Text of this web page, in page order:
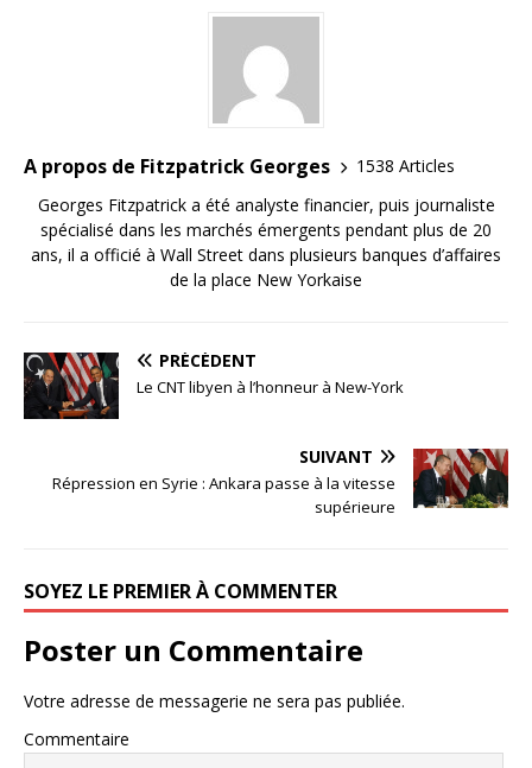
A propos de Fitzpatrick Georges
1538 Articles
Georges Fitzpatrick a été analyste financier, puis journaliste
spécialisé dans les marchés émergents pendant plus de 20
ans, il a officié à Wall Street dans plusieurs banques d’affaires
de la place New Yorkaise
PRÉCÉDENT
Le CNT libyen à l’honneur à New-York
SUIVANT
Répression en Syrie : Ankara passe à la vitesse
supérieure
SOYEZ LE PREMIER À COMMENTER
Poster un Commentaire
Votre adresse de messagerie ne sera pas publiée.
Commentaire